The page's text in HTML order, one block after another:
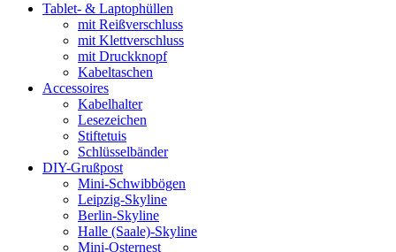
Tablet- & Laptophüllen
mit Reißverschluss
mit Klettverschluss
mit Druckknopf
Kabeltaschen
Accessoires
Kabelhalter
Lesezeichen
Stiftetuis
Schlüsselbänder
DIY-Grußpost
Mini-Schwibbögen
Leipzig-Skyline
Berlin-Skyline
Halle (Saale)-Skyline
Mini-Osternest